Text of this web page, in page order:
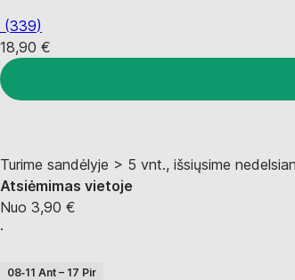
(339)
18,90 €
Turime sandėlyje > 5 vnt., išsiųsime
Atsiėmimas vietoje
Nuo 3,90 €
·
08‑11 Ant – 17 Pir